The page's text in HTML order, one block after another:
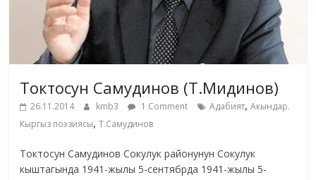
Токтосун Самудинов (Т.Мидинов)
26.11.2014 kmb3 1 Comment Адабият,Акындар.
Кыргыз поэзиясы,Т.Самудинов
Токтосун Самудинов Сокулук районунун Сокулук
кыштагында 1941-жылы 5-сентябрда 1941-жылы 5-